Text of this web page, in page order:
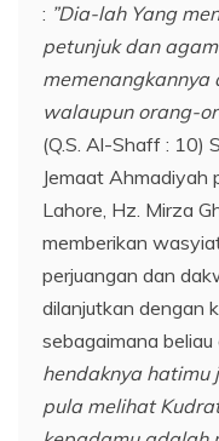
: ”Dia-lah Yang
petunjuk dan
walaupun orang-
(Q.S. Al-Shaff : 10)
Jemaat
Lahore, Hz. Mirza
memberikan
perjuangan dan
dilanjutkan dengan
sebagaimana beliau
hendaknya hatimu
pula melihat